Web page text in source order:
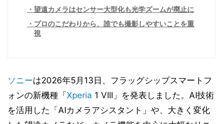
望遠カメラはセンサー大型化も光学ズームが廃止に
プロのこだわりから、誰でも撮影しやすいことを重
視
ソニーは2026年5月13日、フラッグシップスマートフ
ォンの新機種「 Xperia 1 VIII」を発表しました。AI技術
を活用した「AIカメラアシスタント」や、大きく変化